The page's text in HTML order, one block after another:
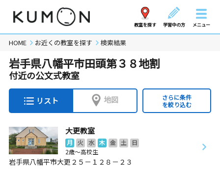
教室を探す 学習中の方 メニュー
HOME お近くの教室を探す 検索結果
岩手県八幡平市田頭第３８地割
付近の公文式教室
リスト 地図
さらに条件
を絞り込む
大更教室
月 火 水 木 金 土
日
2歳～高校生
岩手県八幡平市大更２５－１２８－２３